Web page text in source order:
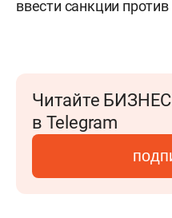
ввести санкции
Читайте БИЗНЕС
в Telegram